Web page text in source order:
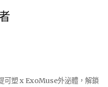
可塑 x ExoMuse外泌體，解鎖